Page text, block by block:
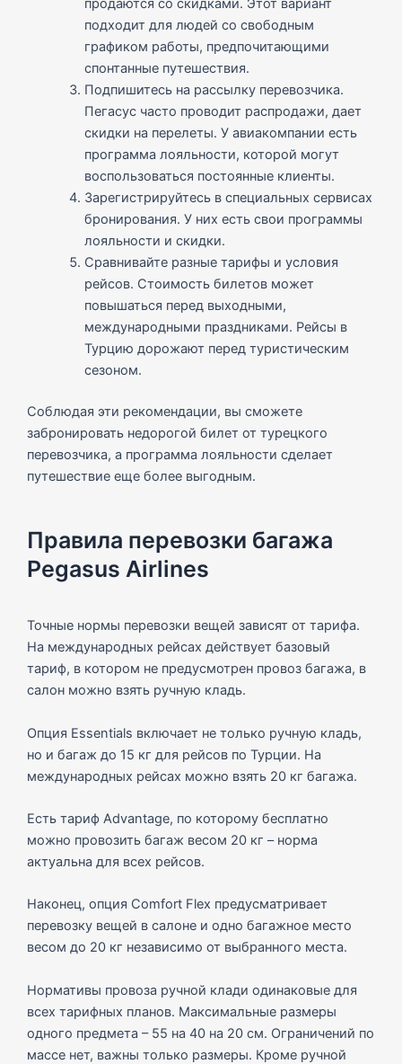
продаются со скидками. Этот вариант
подходит для людей со свободным
графиком работы, предпочитающими
спонтанные путешествия.
Подпишитесь на рассылку перевозчика.
Пегасус часто проводит распродажи, дает
скидки на перелеты. У авиакомпании есть
программа лояльности, которой могут
воспользоваться постоянные клиенты.
Зарегистрируйтесь в специальных сервисах
бронирования. У них есть свои программы
лояльности и скидки.
Сравнивайте разные тарифы и условия
рейсов. Стоимость билетов может
повышаться перед выходными,
международными праздниками. Рейсы в
Турцию дорожают перед туристическим
сезоном.
Соблюдая эти рекомендации, вы сможете
забронировать недорогой билет от турецкого
перевозчика, а программа лояльности сделает
путешествие еще более выгодным.
Правила перевозки багажа
Pegasus Airlines
Точные нормы перевозки вещей зависят от тарифа.
На международных рейсах действует базовый
тариф, в котором не предусмотрен провоз багажа, в
салон можно взять ручную кладь.
Опция Essentials включает не только ручную кладь,
но и багаж до 15 кг для рейсов по Турции. На
международных рейсах можно взять 20 кг багажа.
Есть тариф Advantage, по которому бесплатно
можно провозить багаж весом 20 кг – норма
актуальна для всех рейсов.
Наконец, опция Comfort Flex предусматривает
перевозку вещей в салоне и одно багажное место
весом до 20 кг независимо от выбранного места.
Нормативы провоза ручной клади одинаковые для
всех тарифных планов. Максимальные размеры
одного предмета – 55 на 40 на 20 см. Ограничений по
массе нет, важны только размеры. Кроме ручной